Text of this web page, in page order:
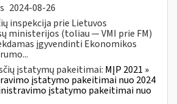
2024-08-26
inspekcija prie Lietuvos
ministerijos (toliau — VMI prie FM)
įgyvendinti Ekonomikos
įstatymų pakeitimai: MĮP 2021 »
įstatymo pakeitimai nuo 2024
įstatymo pakeitimai nuo